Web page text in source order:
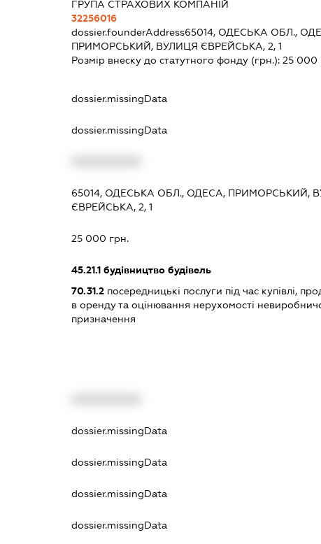
ГРУПА СТРАХОВИХ КОМПАНІЙ
32256016
dossier.founderAddress65014, ОДЕСЬКА ОБЛ.,
ПРИМОРСЬКИЙ, ВУЛИЦЯ ЄВРЕЙСЬКА, 2, 1
Розмір внеску до статутного фонду (грн.):25 000
dossier.missingData
dossier.missingData
65014, ОДЕСЬКА ОБЛ., ОДЕСА, ПРИМОРСЬКИЙ,
ЄВРЕЙСЬКА, 2, 1
25 000 грн.
45.21.1 будівництво будівель
70.31.2 посередницькі послуги під час купівлі,
в оренду та оцінювання нерухомості
призначення
dossier.missingData
dossier.missingData
dossier.missingData
dossier.missingData